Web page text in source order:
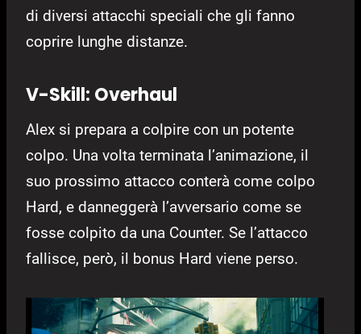
di diversi attacchi speciali che gli fanno
coprire lunghe distanze.
V-Skill: Overhaul
Alex si prepara a colpire con un potente
colpo. Una volta terminata l’animazione, il
suo prossimo attacco conterà come colpo
Hard, e danneggerà l’avversario come se
fosse colpito da una Counter. Se l’attacco
fallisce, però, il bonus Hard viene perso.